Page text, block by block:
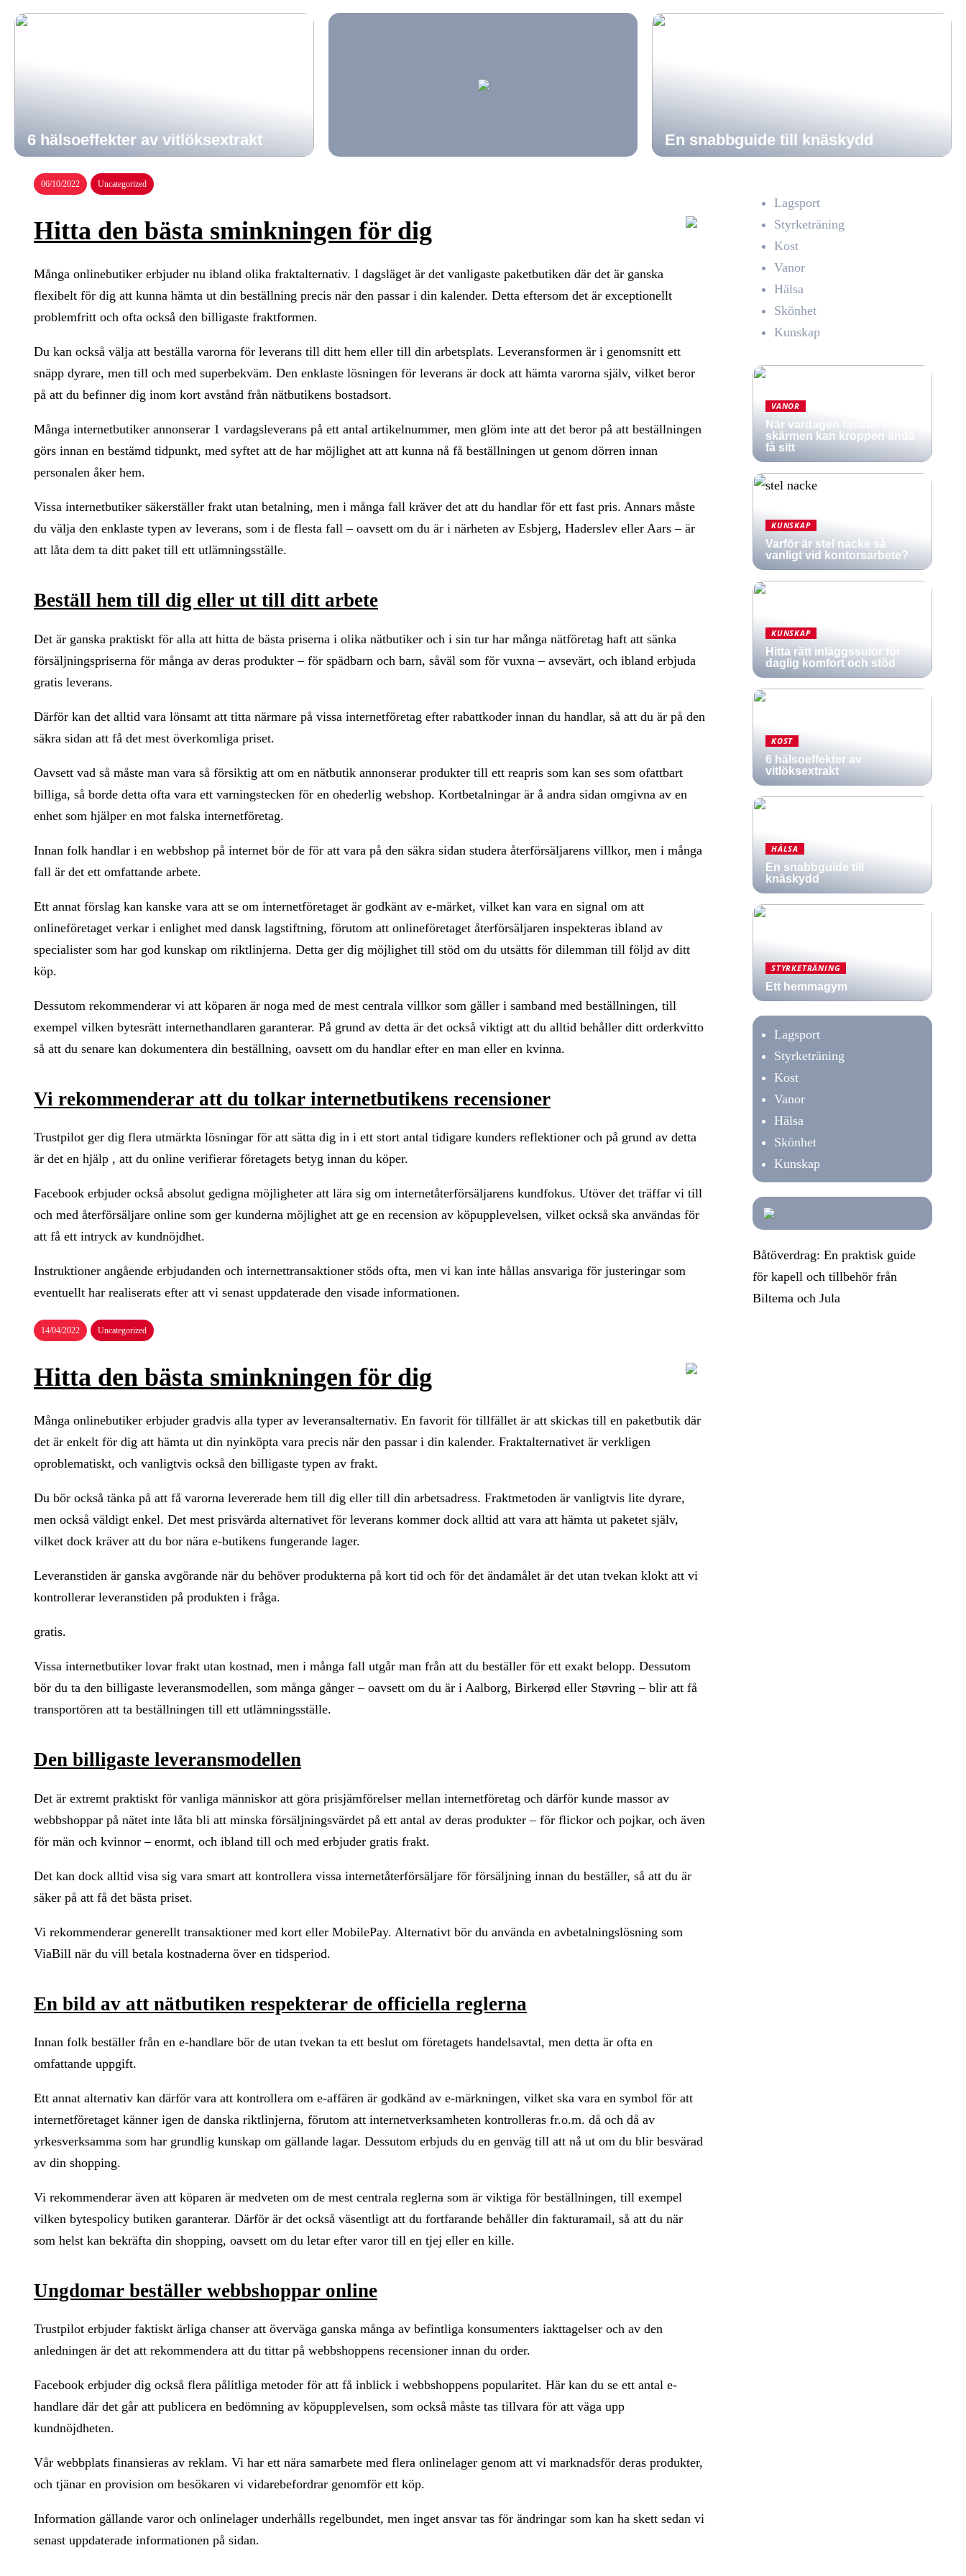
6 hälsoeffekter av vitlöksextrakt En snabbguide till knäskydd
06/10/2022 Uncategorized
Hitta den bästa sminkningen för dig
Många onlinebutiker erbjuder nu ibland olika fraktalternativ. I dagsläget är det vanligaste paketbutiken där det är ganska
flexibelt för dig att kunna hämta ut din beställning precis när den passar i din kalender. Detta eftersom det är exceptionellt
problemfritt och ofta också den billigaste fraktformen.
Du kan också välja att beställa varorna för leverans till ditt hem eller till din arbetsplats. Leveransformen är i genomsnitt ett
snäpp dyrare, men till och med superbekväm. Den enklaste lösningen för leverans är dock att hämta varorna själv, vilket beror
på att du befinner dig inom kort avstånd från nätbutikens bostadsort.
Många internetbutiker annonserar 1 vardagsleverans på ett antal artikelnummer, men glöm inte att det beror på att beställningen
görs innan en bestämd tidpunkt, med syftet att de har möjlighet att att kunna nå få beställningen ut genom dörren innan
personalen åker hem.
Vissa internetbutiker säkerställer frakt utan betalning, men i många fall kräver det att du handlar för ett fast pris. Annars måste
du välja den enklaste typen av leverans, som i de flesta fall – oavsett om du är i närheten av Esbjerg, Haderslev eller Aars – är
att låta dem ta ditt paket till ett utlämningsställe.
Beställ hem till dig eller ut till ditt arbete
Det är ganska praktiskt för alla att hitta de bästa priserna i olika nätbutiker och i sin tur har många nätföretag haft att sänka
försäljningspriserna för många av deras produkter – för spädbarn och barn, såväl som för vuxna – avsevärt, och ibland erbjuda
gratis leverans.
Därför kan det alltid vara lönsamt att titta närmare på vissa internetföretag efter rabattkoder innan du handlar, så att du är på den
säkra sidan att få det mest överkomliga priset.
Oavsett vad så måste man vara så försiktig att om en nätbutik annonserar produkter till ett reapris som kan ses som ofattbart
billiga, så borde detta ofta vara ett varningstecken för en ohederlig webshop. Kortbetalningar är å andra sidan omgivna av en
enhet som hjälper en mot falska internetföretag.
Innan folk handlar i en webbshop på internet bör de för att vara på den säkra sidan studera återförsäljarens villkor, men i många
fall är det ett omfattande arbete.
Ett annat förslag kan kanske vara att se om internetföretaget är godkänt av e-märket, vilket kan vara en signal om att
onlineföretaget verkar i enlighet med dansk lagstiftning, förutom att onlineföretaget återförsäljaren inspekteras ibland av
specialister som har god kunskap om riktlinjerna. Detta ger dig möjlighet till stöd om du utsätts för dilemman till följd av ditt
köp.
Dessutom rekommenderar vi att köparen är noga med de mest centrala villkor som gäller i samband med beställningen, till
exempel vilken bytesrätt internethandlaren garanterar. På grund av detta är det också viktigt att du alltid behåller ditt orderkvitto
så att du senare kan dokumentera din beställning, oavsett om du handlar efter en man eller en kvinna.
Vi rekommenderar att du tolkar internetbutikens recensioner
Trustpilot ger dig flera utmärkta lösningar för att sätta dig in i ett stort antal tidigare kunders reflektioner och på grund av detta
är det en hjälp , att du online verifierar företagets betyg innan du köper.
Facebook erbjuder också absolut gedigna möjligheter att lära sig om internetåterförsäljarens kundfokus. Utöver det träffar vi till
och med återförsäljare online som ger kunderna möjlighet att ge en recension av köpupplevelsen, vilket också ska användas för
att få ett intryck av kundnöjdhet.
Instruktioner angående erbjudanden och internettransaktioner stöds ofta, men vi kan inte hållas ansvariga för justeringar som
eventuellt har realiserats efter att vi senast uppdaterade den visade informationen.
14/04/2022 Uncategorized
Hitta den bästa sminkningen för dig
Många onlinebutiker erbjuder gradvis alla typer av leveransalternativ. En favorit för tillfället är att skickas till en paketbutik där
det är enkelt för dig att hämta ut din nyinköpta vara precis när den passar i din kalender. Fraktalternativet är verkligen
oproblematiskt, och vanligtvis också den billigaste typen av frakt.
Du bör också tänka på att få varorna levererade hem till dig eller till din arbetsadress. Fraktmetoden är vanligtvis lite dyrare,
men också väldigt enkel. Det mest prisvärda alternativet för leverans kommer dock alltid att vara att hämta ut paketet själv,
vilket dock kräver att du bor nära e-butikens fungerande lager.
Leveranstiden är ganska avgörande när du behöver produkterna på kort tid och för det ändamålet är det utan tvekan klokt att vi
kontrollerar leveranstiden på produkten i fråga.
gratis.
Vissa internetbutiker lovar frakt utan kostnad, men i många fall utgår man från att du beställer för ett exakt belopp. Dessutom
bör du ta den billigaste leveransmodellen, som många gånger – oavsett om du är i Aalborg, Birkerød eller Støvring – blir att få
transportören att ta beställningen till ett utlämningsställe.
Den billigaste leveransmodellen
Det är extremt praktiskt för vanliga människor att göra prisjämförelser mellan internetföretag och därför kunde massor av
webbshoppar på nätet inte låta bli att minska försäljningsvärdet på ett antal av deras produkter – för flickor och pojkar, och även
för män och kvinnor – enormt, och ibland till och med erbjuder gratis frakt.
Det kan dock alltid visa sig vara smart att kontrollera vissa internetåterförsäljare för försäljning innan du beställer, så att du är
säker på att få det bästa priset.
Vi rekommenderar generellt transaktioner med kort eller MobilePay. Alternativt bör du använda en avbetalningslösning som
ViaBill när du vill betala kostnaderna över en tidsperiod.
En bild av att nätbutiken respekterar de officiella reglerna
Innan folk beställer från en e-handlare bör de utan tvekan ta ett beslut om företagets handelsavtal, men detta är ofta en
omfattande uppgift.
Ett annat alternativ kan därför vara att kontrollera om e-affären är godkänd av e-märkningen, vilket ska vara en symbol för att
internetföretaget känner igen de danska riktlinjerna, förutom att internetverksamheten kontrolleras fr.o.m. då och då av
yrkesverksamma som har grundlig kunskap om gällande lagar. Dessutom erbjuds du en genväg till att nå ut om du blir besvärad
av din shopping.
Vi rekommenderar även att köparen är medveten om de mest centrala reglerna som är viktiga för beställningen, till exempel
vilken bytespolicy butiken garanterar. Därför är det också väsentligt att du fortfarande behåller din fakturamail, så att du när
som helst kan bekräfta din shopping, oavsett om du letar efter varor till en tjej eller en kille.
Ungdomar beställer webbshoppar online
Trustpilot erbjuder faktiskt ärliga chanser att överväga ganska många av befintliga konsumenters iakttagelser och av den
anledningen är det att rekommendera att du tittar på webbshoppens recensioner innan du order.
Facebook erbjuder dig också flera pålitliga metoder för att få inblick i webbshoppens popularitet. Här kan du se ett antal e-
handlare där det går att publicera en bedömning av köpupplevelsen, som också måste tas tillvara för att väga upp
kundnöjdheten.
Vår webbplats finansieras av reklam. Vi har ett nära samarbete med flera onlinelager genom att vi marknadsför deras produkter,
och tjänar en provision om besökaren vi vidarebefordrar genomför ett köp.
Information gällande varor och onlinelager underhålls regelbundet, men inget ansvar tas för ändringar som kan ha skett sedan vi
senast uppdaterade informationen på sidan.
Lagsport
Styrketräning
Kost
Vanor
Hälsa
Skönhet
Kunskap
VANOR
När vardagen fastnar i
skärmen kan kroppen ändå
få sitt
KUNSKAP
Varför är stel nacke så
vanligt vid kontorsarbete?
KUNSKAP
Hitta rätt inläggssulor för
daglig komfort och stöd
KOST
6 hälsoeffekter av
vitlöksextrakt
HÄLSA
En snabbguide till
knäskydd
STYRKETRÄNING
Ett hemmagym
Lagsport
Styrketräning
Kost
Vanor
Hälsa
Skönhet
Kunskap
Båtöverdrag: En praktisk guide
för kapell och tillbehör från
Biltema och Jula